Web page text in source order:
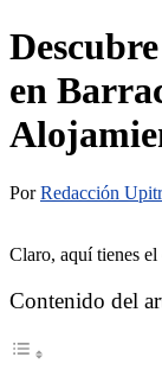
en
PorRedacción
Claro, aquí tienes
Contenido del